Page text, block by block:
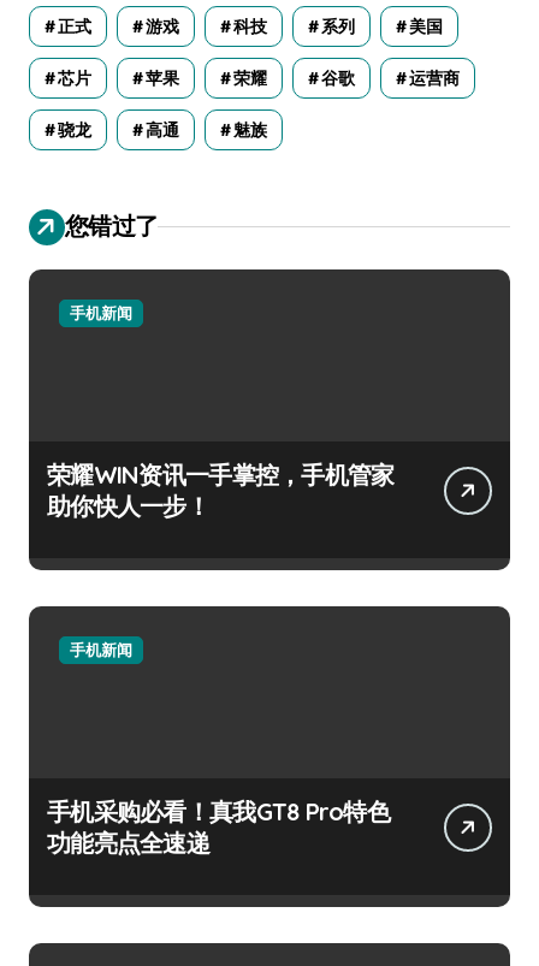
正式 游戏 科技 系列 美国
芯片 苹果 荣耀 谷歌 运营商
骁龙 高通 魅族
您错过了
手机新闻
荣耀WIN资讯一手掌控，手机管家
助你快人一步！
手机新闻
手机采购必看！真我GT8 Pro特色
功能亮点全速递